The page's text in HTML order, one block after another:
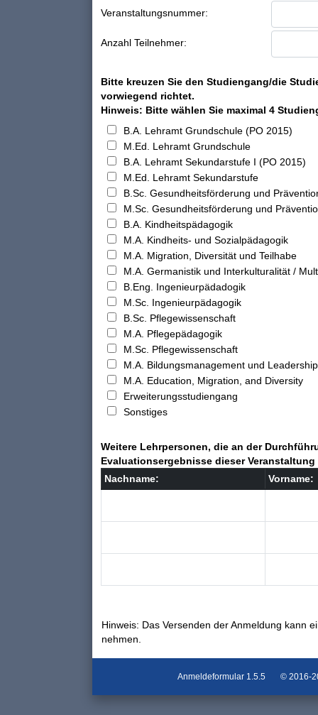
Veranstaltungsnummer:
Anzahl Teilnehmer:
Bitte kreuzen Sie den Studiengang/die
vorwiegend richtet.
Hinweis: Bitte wählen Sie maximal 4
B.A. Lehramt Grundschule (PO 2015)
M.Ed. Lehramt Grundschule
B.A. Lehramt Sekundarstufe I (PO 2015)
M.Ed. Lehramt Sekundarstufe
B.Sc. Gesundheitsförderung und
M.Sc. Gesundheitsförderung und
B.A. Kindheitspädagogik
M.A. Kindheits- und Sozialpädagogik
M.A. Migration, Diversität und Teilhabe
M.A. Germanistik und Interkulturalität /
B.Eng. Ingenieurpädadogik
M.Sc. Ingenieurpädagogik
B.Sc. Pflegewissenschaft
M.A. Pflegepädagogik
M.Sc. Pflegewissenschaft
M.A. Bildungsmanagement und
M.A. Education, Migration, and Diversity
Erweiterungsstudiengang
Sonstiges
Weitere Lehrpersonen, die an der
Evaluationsergebnisse dieser
Nachname:
Vorname:
Hinweis: Das Versenden der Anmeldung kann
nehmen.
Anmeldeformular 1.5.5 © 2016-